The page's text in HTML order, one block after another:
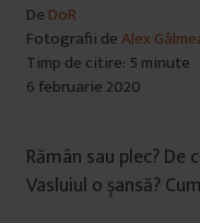
De DoR
Fotografii deAlex
Timp de citire: 5 minute
6 februarie 2020
Rămân sau plec? De
Vasluiul o șansă?